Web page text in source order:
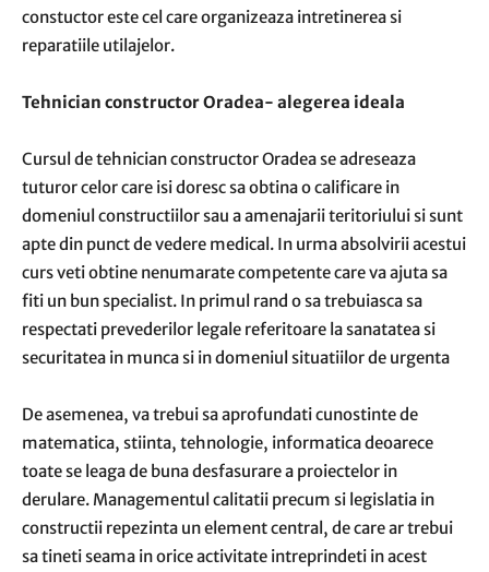
constuctor este cel care organizeaza intretinerea si
reparatiile utilajelor.
Tehnician constructor Oradea- alegerea ideala
Cursul de tehnician constructor Oradea se adreseaza
tuturor celor care isi doresc sa obtina o calificare in
domeniul constructiilor sau a amenajarii teritoriului si sunt
apte din punct de vedere medical. In urma absolvirii acestui
curs veti obtine nenumarate competente care va ajuta sa
fiti un bun specialist. In primul rand o sa trebuiasca sa
respectati prevederilor legale referitoare la sanatatea si
securitatea in munca si in domeniul situatiilor de urgenta
De asemenea, va trebui sa aprofundati cunostinte de
matematica, stiinta, tehnologie, informatica deoarece
toate se leaga de buna desfasurare a proiectelor in
derulare. Managementul calitatii precum si legislatia in
constructii repezinta un element central, de care ar trebui
sa tineti seama in orice activitate intreprindeti in acest